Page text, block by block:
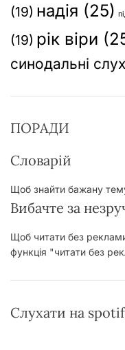
(19) надія (25)
(19) рік віри
синодальні
ПОРАДИ
Словарій
Щоб знайти бажану
Вибачте за
Щоб читати без
функція "читати без
Слухати на